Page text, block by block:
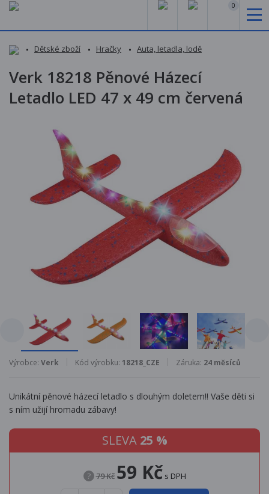
0
Dětské zboží Hračky Auta, letadla, lodě
Verk 18218 Pěnové Házecí
Letadlo LED 47 x 49 cm červená
Výrobce: Verk Kód výrobku: 18218_CZE Záruka: 24 měsíců
Unikátní pěnové házecí letadlo s dlouhým doletem!! Vaše děti si
s ním užijí hromadu zábavy!
SLEVA 25 %
? 79 Kč 59 Kč s DPH